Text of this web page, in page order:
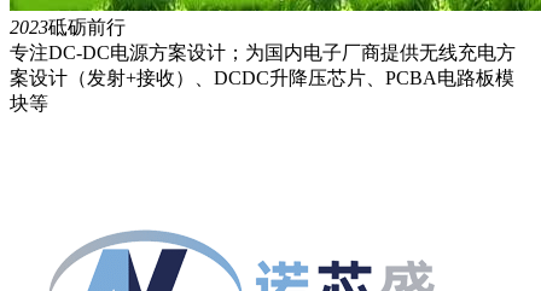
2023砥砺前行
专注DC-DC电源方案设计；为国内电子厂商提供无线充电方
案设计（发射+接收）、DCDC升降压芯片、PCBA电路板模
块等